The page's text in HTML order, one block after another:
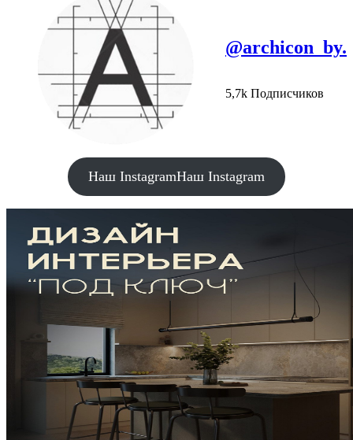
@archicon_by.
5,7k Подписчиков
Наш InstagramНаш Instagram